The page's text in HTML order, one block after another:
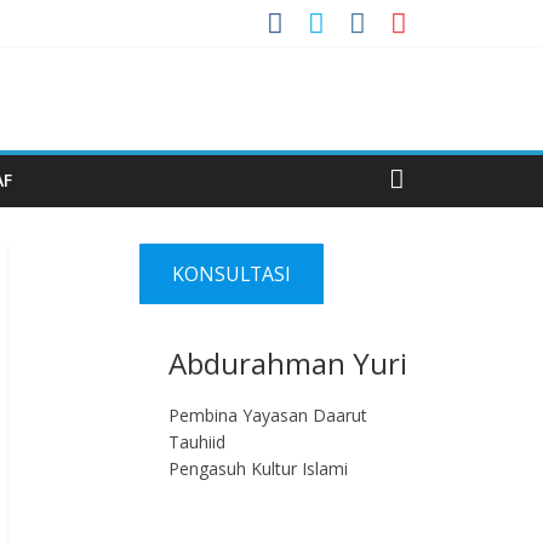
KONSULTASI
Abdurahman Yuri
Pembina Yayasan Daarut
Tauhiid
Pengasuh Kultur Islami